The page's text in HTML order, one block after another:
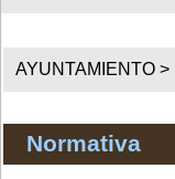
AYUNTAMIENTO >
Normativa